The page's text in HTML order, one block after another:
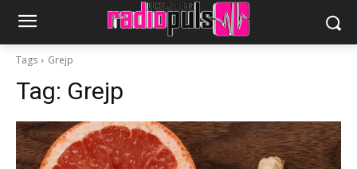
Tags Grejp
Tag: Grejp